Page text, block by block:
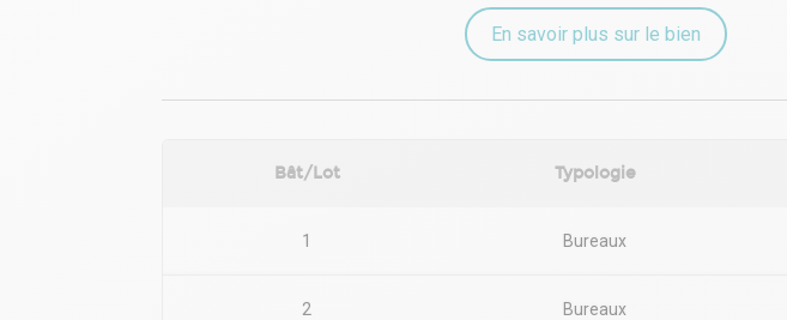
n'hésitez pas à nous contacter pour plus d'informations ou pour organiser une visite.
En savoir plus sur le bien
Bât/Lot Typologie
1 Bureaux
2 Bureaux